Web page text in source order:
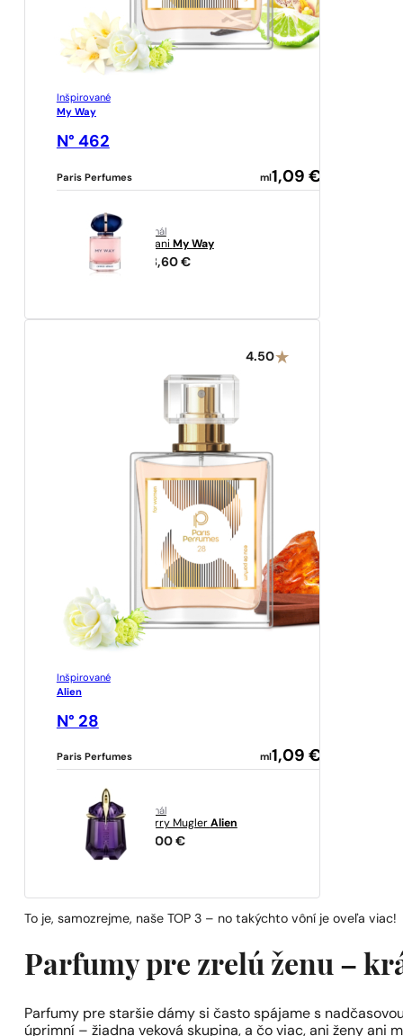
Inšpirované
My Way
N° 462
Paris Perfumes ml 1,09 €
originál
Armani My Way
438,60 €
4.50
Inšpirované
Alien
N° 28
Paris Perfumes ml 1,09 €
originál
Thierry Mugler Alien
127,00 €
To je, samozrejme, naše TOP 3 – no takýchto vôní je oveľa viac!
Parfumy pre zrelú ženu –
Parfumy pre staršie dámy si často spájame s
úprimní – žiadna veková skupina, a čo viac, ani ženy ani